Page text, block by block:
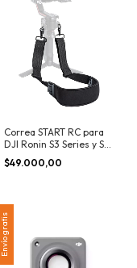
Correa START RC para
DJI Ronin S3 Series y S4
Series
$49.000,00
Envío gratis